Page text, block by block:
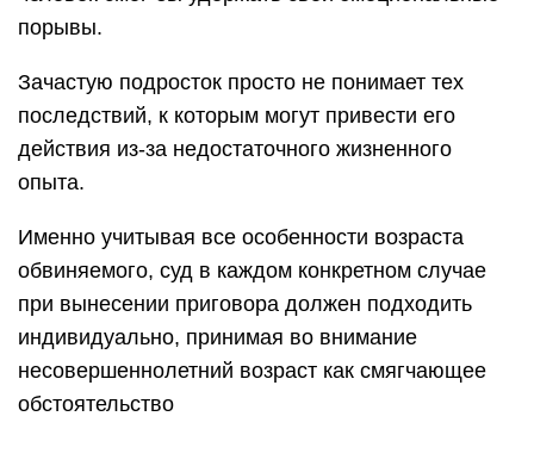
порывы.
Зачастую подросток просто не понимает тех
последствий, к которым могут привести его
действия из-за недостаточного жизненного
опыта.
Именно учитывая все особенности возраста
обвиняемого, суд в каждом конкретном случае
при вынесении приговора должен подходить
индивидуально, принимая во внимание
несовершеннолетний возраст как смягчающее
обстоятельство